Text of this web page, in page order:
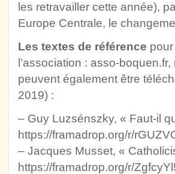
les retravailler cette année),
Europe Centrale, le
Les textes de référence
l’association : asso-
peuvent également être
2019) :
– Guy Luzsénszky, « Faut-il
https://framadrop.org/r/
– Jacques Musset, «
https://framadrop.org/r/